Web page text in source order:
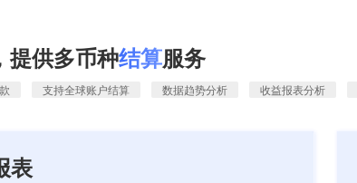
提供多币种结算服务
支持全球账户结算 数据趋势分析 收益报表分析
表